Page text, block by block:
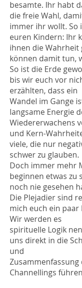
besamte. Ihr habt
die freie Wahl,
immer ihr wollt. So
euren Kindern: Ihr
ihnen die Wahrheit
können damit tun,
So ist die Erde
bis wir euch vor
erzählten, dass ein
Wandel im Gange
langsame Energie
Wiedererwachens
und Kern-
viele, die nur
schwer zu glauben.
Doch immer mehr
beginnen etwas zu
noch nie gesehen
Die Plejadier sind
mich euch ein paar
Wir werden es
spirituelle Logik
uns direkt in die
und
Zusammenfassung
Channellings